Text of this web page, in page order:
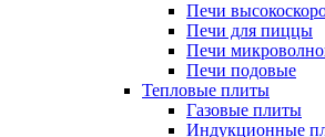
Печи
Печи для пиццы
Печи
Печи подовые
Тепловые плиты
Газовые плиты
Индукционные